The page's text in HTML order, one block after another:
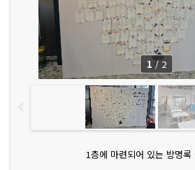
1층에 마련되어 있는 방명
1 / 2